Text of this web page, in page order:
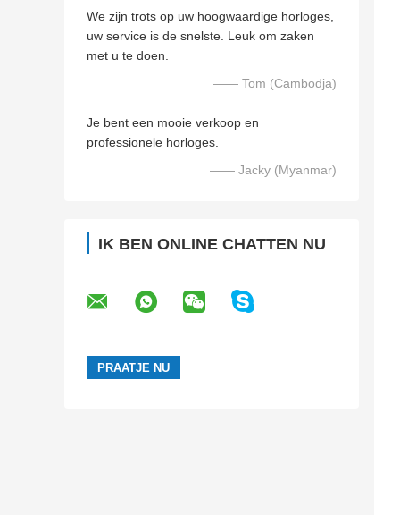
We zijn trots op uw hoogwaardige horloges,
uw service is de snelste. Leuk om zaken
met u te doen.
—— Tom (Cambodja)
Je bent een mooie verkoop en
professionele horloges.
—— Jacky (Myanmar)
IK BEN ONLINE CHATTEN NU